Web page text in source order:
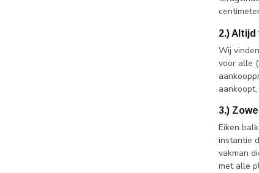
2.)
Wij
voor alle
3.)
Eiken
instantie
vakman
met alle